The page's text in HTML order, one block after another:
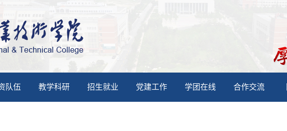
队伍 教学科研 招生就业 党建工作 学团在线 合作交流